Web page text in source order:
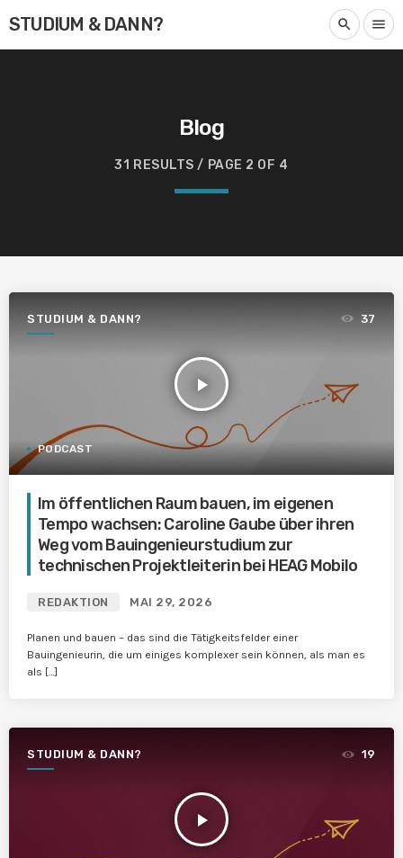
STUDIUM & DANN? search menu
Blog
31 RESULTS / PAGE 2 OF 4
STUDIUM & DANN?
play_arrow
37
PODCAST
Im öffentlichen Raum bauen, im eigenen
Tempo wachsen: Caroline Gaube über ihren
Weg vom Bauingenieurstudium zur
technischen Projektleiterin bei HEAG Mobilo
REDAKTION MAI 29, 2026
Planen und bauen – das sind die Tätigkeitsfelder einer
Bauingenieurin, die um einiges komplexer sein können, als man es
als […]
STUDIUM & DANN?
play_arrow
19